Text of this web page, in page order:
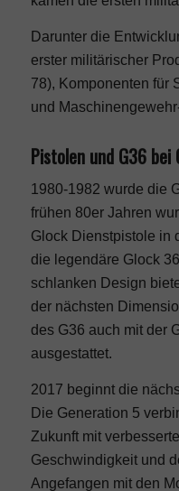
Darunter die
erster militärischer
78), Komponenten für
und
Pistolen und G36 bei
1980-1982 wurde die
frühen 80er Jahren
Glock Dienstpistole in
die legendäre Glock
schlanken Design
der nächsten
des G36 auch mit der
ausgestattet.
2017 beginnt die
Die Generation 5
Zukunft mit
Geschwindigkeit und
Angefangen mit den